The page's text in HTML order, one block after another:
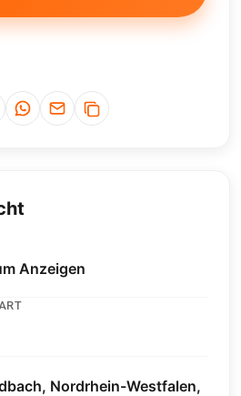
Anzeigen
Nordrhein-Westfalen,